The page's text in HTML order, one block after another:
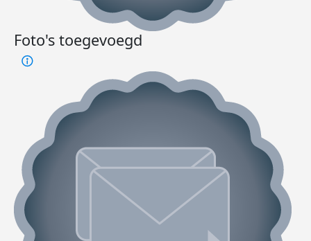
Foto's toegevoegd